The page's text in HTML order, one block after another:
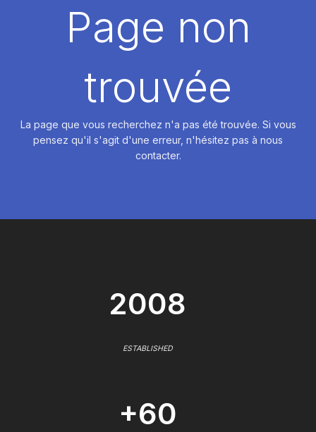
DÉMARRER
Page non
trouvée
La page que vous recherchez n'a pas été trouvée. Si vous
pensez qu'il s'agit d'une erreur, n'hésitez pas à nous
contacter.
2008
ESTABLISHED
+60